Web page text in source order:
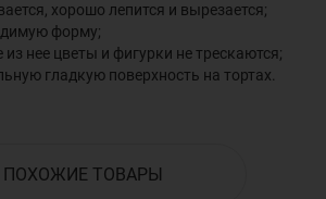
хорошо лепится и вырезается;
форму;
из нее цветы и фигурки не трескаются;
гладкую поверхность на тортах.
ПОХОЖИЕ ТОВАРЫ